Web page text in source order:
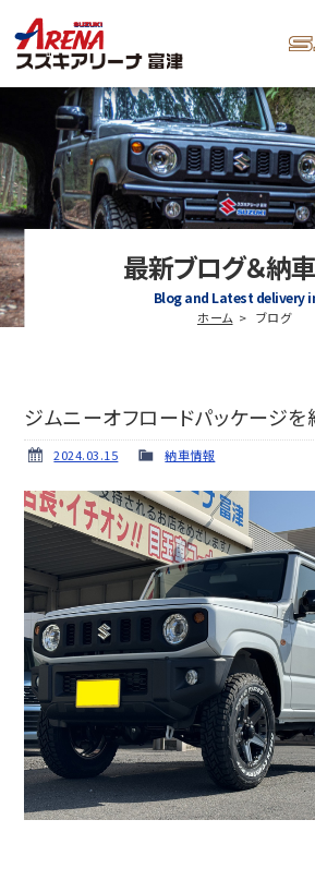
最新ブログ＆納
Blog and Latest delivery
ホーム ブログ
ジムニーオフロードパッケージ
2024.03.15 納車情報